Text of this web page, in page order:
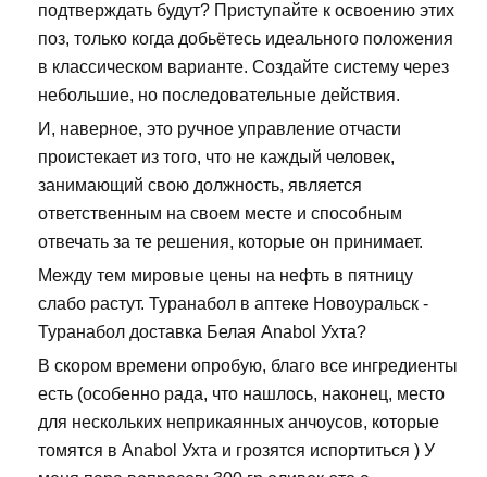
подтверждать будут? Приступайте к освоению этих
поз, только когда добьётесь идеального положения
в классическом варианте. Создайте систему через
небольшие, но последовательные действия.
И, наверное, это ручное управление отчасти
проистекает из того, что не каждый человек,
занимающий свою должность, является
ответственным на своем месте и способным
отвечать за те решения, которые он принимает.
Между тем мировые цены на нефть в пятницу
слабо растут. Туранабол в аптеке Новоуральск -
Туранабол доставка Белая Anabol Ухта?
В скором времени опробую, благо все ингредиенты
есть (особенно рада, что нашлось, наконец, место
для нескольких неприкаянных анчоусов, которые
томятся в Anabol Ухта и грозятся испортиться ) У